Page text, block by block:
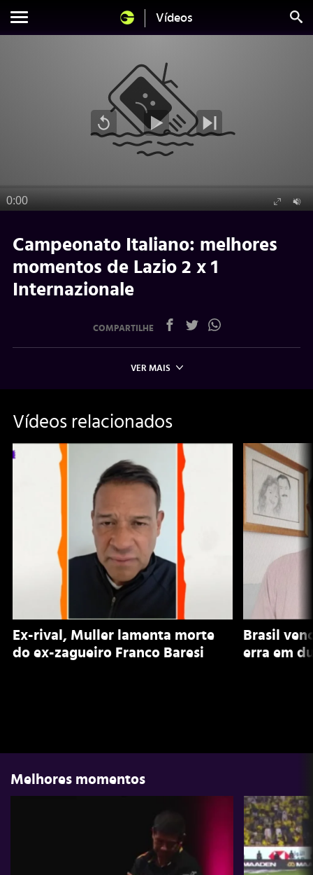
Vídeos
Campeonato Italiano: melhores
momentos de Lazio 2 x 1
Internazionale
COMPARTILHE
VER MAIS
Vídeos relacionados
Ex-rival, Muller lamenta morte
do ex-zagueiro Franco Baresi
Brasil
erra em
Melhores momentos